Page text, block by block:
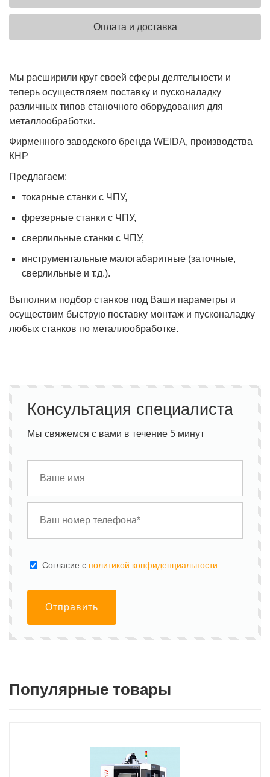
Оплата и доставка
Мы расширили круг своей сферы деятельности и
теперь осуществляем поставку и пусконаладку
различных типов станочного оборудования для
металлообработки.
Фирменного заводского бренда WEIDA, производства
КНР
Предлагаем:
токарные станки с ЧПУ,
фрезерные станки с ЧПУ,
сверлильные станки с ЧПУ,
инструментальные малогабаритные (заточные,
сверлильные и т.д.).
Выполним подбор станков под Ваши параметры и
осуществим быструю поставку монтаж и пусконаладку
любых станков по металлообработке.
Консультация специалиста
Мы свяжемся с вами в течение 5 минут
Cогласие с политикой конфиденциальности
Отправить
Популярные товары